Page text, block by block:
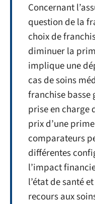
Concernant
question de la
choix de
diminuer la
implique une
cas de soins
franchise
prise en charge
prix d’une
comparateurs
différentes
l’impact
l’état de santé
recours aux